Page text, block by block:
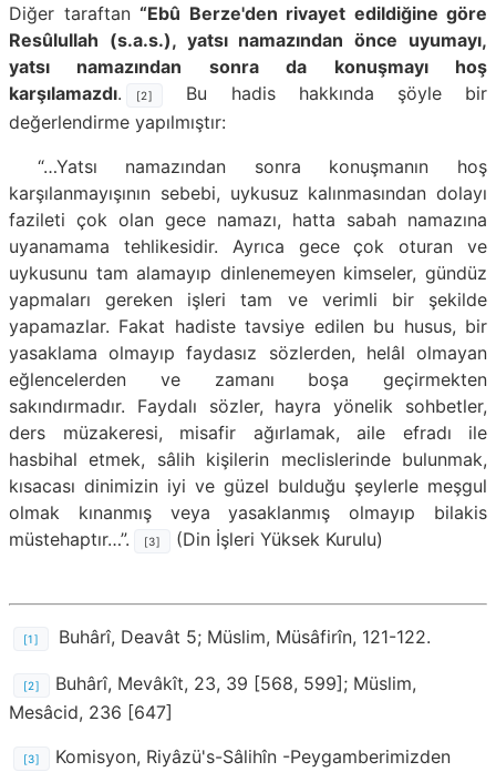
Diğer taraftan “Ebû Berze'den rivayet edildiğine göre
Resûlullah (s.a.s.), yatsı namazından önce uyumayı,
yatsı namazından sonra da konuşmayı hoş
karşılamazdı. [2]
Bu hadis hakkında şöyle bir
değerlendirme yapılmıştır:
“…Yatsı namazından sonra konuşmanın hoş
karşılanmayışının sebebi, uykusuz kalınmasından dolayı
fazileti çok olan gece namazı, hatta sabah namazına
uyanamama tehlikesidir. Ayrıca gece çok oturan ve
uykusunu tam alamayıp dinlenemeyen kimseler, gündüz
yapmaları gereken işleri tam ve verimli bir şekilde
yapamazlar. Fakat hadiste tavsiye edilen bu husus, bir
yasaklama olmayıp faydasız sözlerden, helâl olmayan
eğlencelerden ve zamanı boşa geçirmekten
sakındırmadır. Faydalı sözler, hayra yönelik sohbetler,
ders müzakeresi, misafir ağırlamak, aile efradı ile
hasbihal etmek, sâlih kişilerin meclislerinde bulunmak,
kısacası dinimizin iyi ve güzel bulduğu şeylerle meşgul
olmak kınanmış veya yasaklanmış olmayıp bilakis
müstehaptır…”.
[3] (Din İşleri Yüksek Kurulu)
[1] Buhârî, Deavât 5; Müslim, Müsâfirîn, 121-122.
[2]
Buhârî, Mevâkît, 23, 39 [568, 599]; Müslim,
Mesâcid, 236 [647]
[3]
Komisyon, Riyâzü's-Sâlihîn -Peygamberimizden